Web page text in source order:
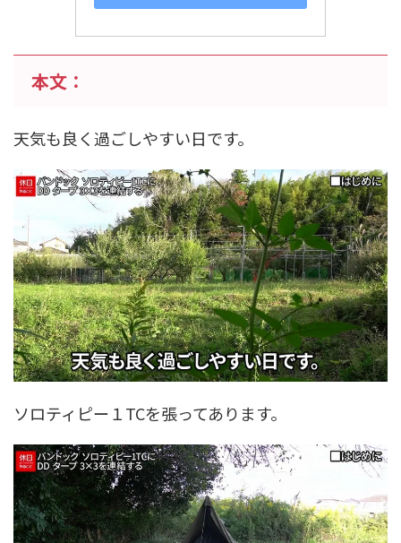
本文：
天気も良く過ごしやすい日です。
ソロティピー１TCを張ってあります。